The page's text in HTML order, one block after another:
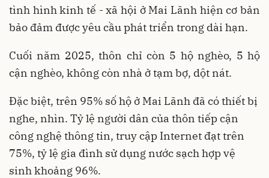
tình hình kinh tế - xã hội ở Mai Lãnh hiện cơ bản
bảo đảm được yêu cầu phát triển trong dài hạn.
Cuối năm 2025, thôn chỉ còn 5 hộ nghèo, 5 hộ
cận nghèo, không còn nhà ở tạm bợ, dột nát.
Đặc biệt, trên 95% số hộ ở Mai Lãnh đã có thiết bị
nghe, nhìn. Tỷ lệ người dân của thôn tiếp cận
công nghệ thông tin, truy cập Internet đạt trên
75%, tỷ lệ gia đình sử dụng nước sạch hợp vệ
sinh khoảng 96%.